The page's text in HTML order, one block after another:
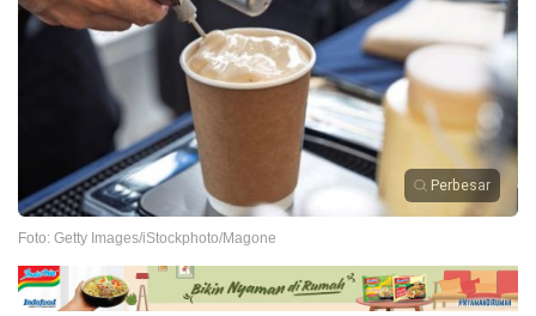
Perbesar
Foto: Getty Images/iStockphoto/Magone